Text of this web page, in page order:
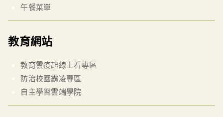
午餐菜單
教育網站
教育雲疫起線上看專區
防治校園霸凌專區
自主學習雲端學院